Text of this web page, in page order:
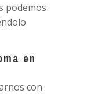
podemos
en
con